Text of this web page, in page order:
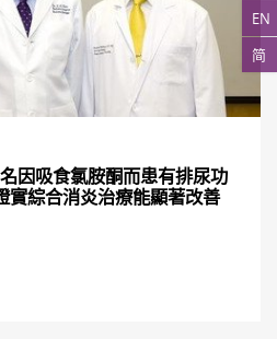
EN
简
因吸食氯胺酮而患有排尿功
實綜合消炎治療能顯著改善